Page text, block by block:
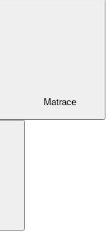
Matrace